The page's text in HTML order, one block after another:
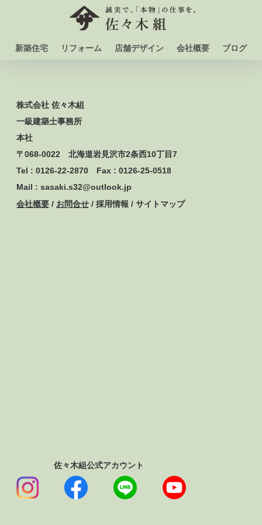
新築住宅 リフォーム 店舗デザイン 会社概要 ブログ
株式会社 佐々木組
一級建築士事務所
本社
〒068-0022 北海道岩見沢市2条西10丁目7
Tel : 0126-22-2870 Fax : 0126-25-0518
Mail : sasaki.s32@outlook.jp
会社概要/ お問合せ/ 採用情報 / サイトマップ
佐々木組公式アカウント